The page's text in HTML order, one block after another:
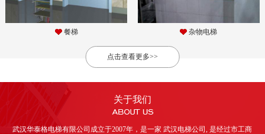
餐梯 杂物电梯
点击查看更多>>
关于我们
武汉华泰格电梯有限公司成立于2007年，是一家 武汉电梯公司, 是经过市工商